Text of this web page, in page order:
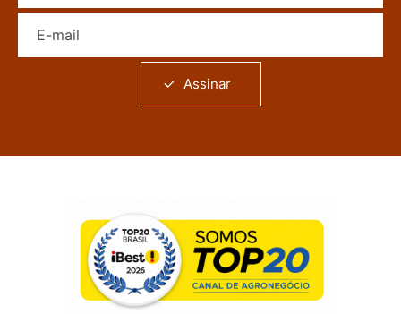
Assinar